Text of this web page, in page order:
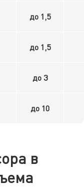
до 1,5
до 1,5
до 3
до 10
в